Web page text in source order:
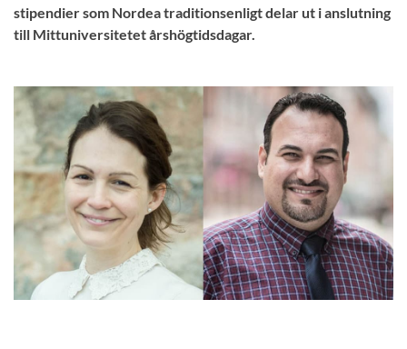
stipendier som Nordea traditionsenligt delar ut i anslutning
till Mittuniversitetet årshögtidsdagar.